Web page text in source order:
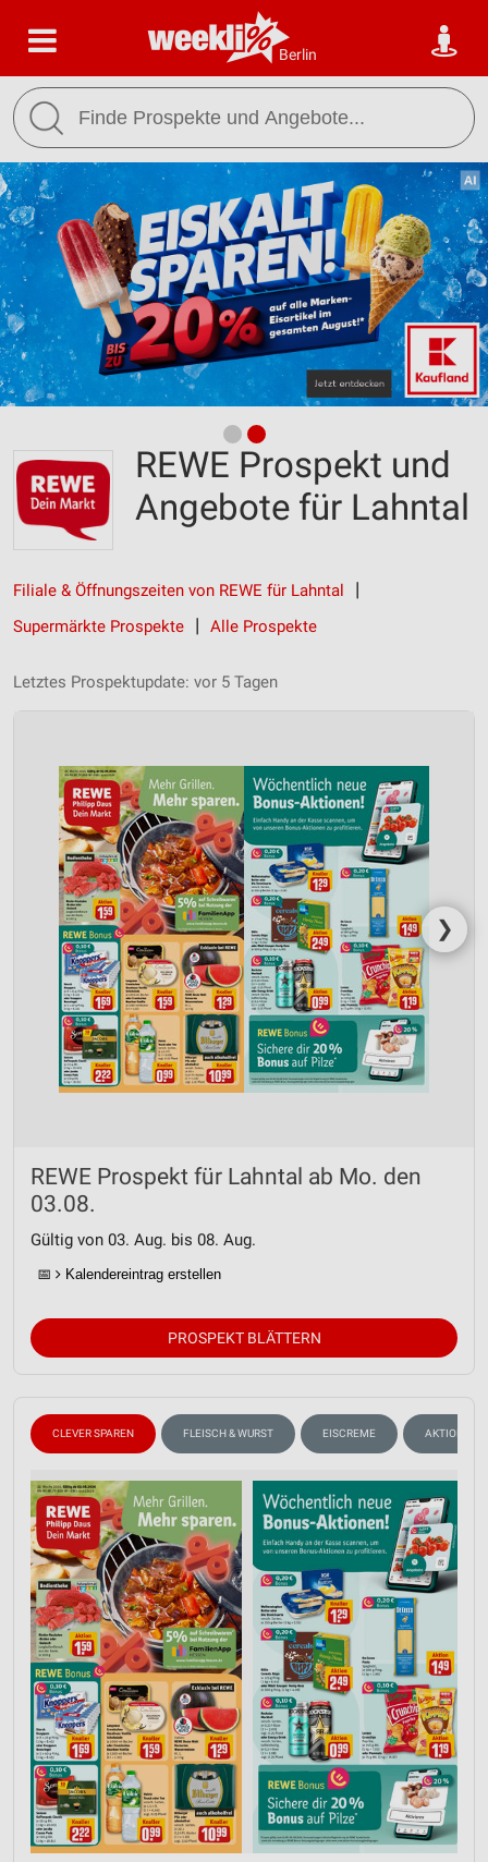
Berlin
REWE Prospekt und
Angebote für Lahntal
Filiale & Öffnungszeiten von REWE für Lahntal
Supermärkte Prospekte
Alle Prospekte
Letztes Prospektupdate: vor 5 Tagen
❯
REWE Prospekt für Lahntal ab Mo. den
03.08.
Gültig von 03. Aug. bis 08. Aug.
📅 Kalendereintrag erstellen
PROSPEKT BLÄTTERN
CLEVER SPAREN FLEISCH & WURST EISCREME AKTIONEN,